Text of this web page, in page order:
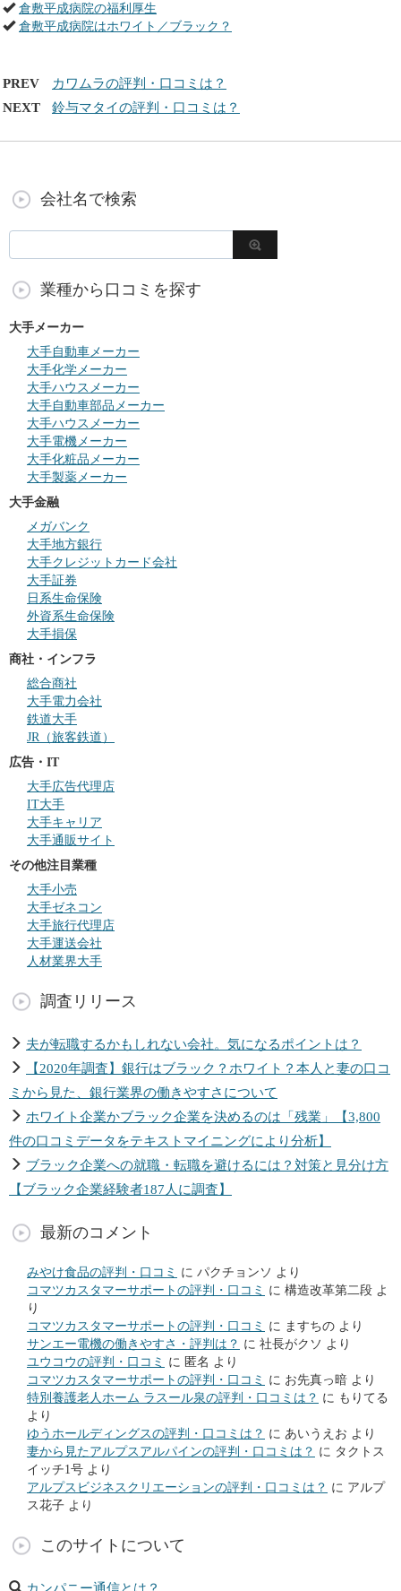
倉敷平成病院の福利厚生
倉敷平成病院はホワイト／ブラック？
PREV
カワムラの評判・口コミは？
NEXT
鈴与マタイの評判・口コミは？
会社名で検索
業種から口コミを探す
大手メーカー
大手自動車メーカー
大手化学メーカー
大手ハウスメーカー
大手自動車部品メーカー
大手ハウスメーカー
大手電機メーカー
大手化粧品メーカー
大手製薬メーカー
大手金融
メガバンク
大手地方銀行
大手クレジットカード会社
大手証券
日系生命保険
外資系生命保険
大手損保
商社・インフラ
総合商社
大手電力会社
鉄道大手
JR（旅客鉄道）
広告・IT
大手広告代理店
IT大手
大手キャリア
大手通販サイト
その他注目業種
大手小売
大手ゼネコン
大手旅行代理店
大手運送会社
人材業界大手
調査リリース
夫が転職するかもしれない会社。気になるポイントは？
【2020年調査】銀行はブラック？ホワイト？本人と妻の口コ
ミから見た、銀行業界の働きやすさについて
ホワイト企業かブラック企業を決めるのは「残業」【3,800
件の口コミデータをテキストマイニングにより分析】
ブラック企業への就職・転職を避けるには？対策と見分け方
【ブラック企業経験者187人に調査】
最新のコメント
みやけ食品の評判・口コミ に パクチョンソ より
コマツカスタマーサポートの評判・口コミ に 構造改革第二段 よ
り
コマツカスタマーサポートの評判・口コミ に ますちの より
サンエー電機の働きやすさ・評判は？ に 社長がクソ より
ユウコウの評判・口コミ に 匿名 より
コマツカスタマーサポートの評判・口コミ に お先真っ暗 より
特別養護老人ホーム ラスール泉の評判・口コミは？ に もりてる
より
ゆうホールディングスの評判・口コミは？ に あいうえお より
妻から見たアルプスアルパインの評判・口コミは？ に タクトス
イッチ1号 より
アルプスビジネスクリエーションの評判・口コミは？ に アルプ
ス花子 より
このサイトについて
カンパニー通信とは？